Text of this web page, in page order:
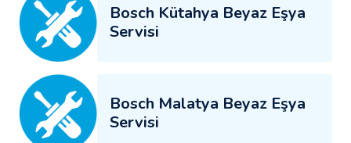
Bosch Kütahya Beyaz Eşya
Servisi
Bosch Malatya Beyaz Eşya
Servisi